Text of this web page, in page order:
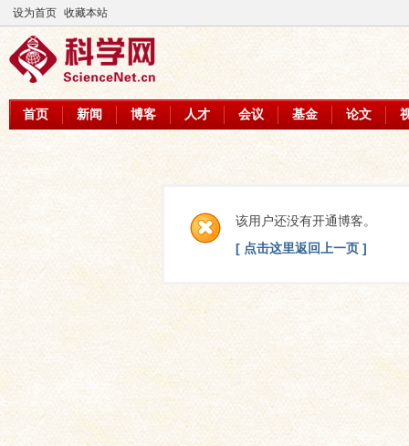
设为首页 收藏本站
首页 新闻 博客 人才 会议 基金 论文
该用户还没有开通博客。
[ 点击这里返回上一页 ]